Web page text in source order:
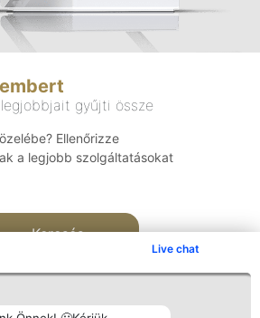
Live chat
gyűjti össze
Ellenőrizze
a legjobb szolgáltatásokat
Keresés